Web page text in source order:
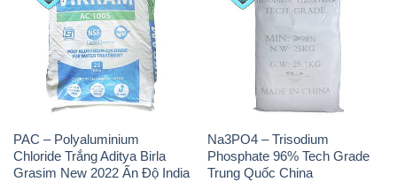
PAC – Polyaluminium
Chloride Trắng Aditya Birla
Grasim New 2022 Ấn Độ India
Na3PO4 – Trisodium
Phosphate 96% Tech Grade
Trung Quốc China